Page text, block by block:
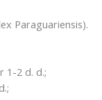
Paraguariensis).
1-2 d. d.;